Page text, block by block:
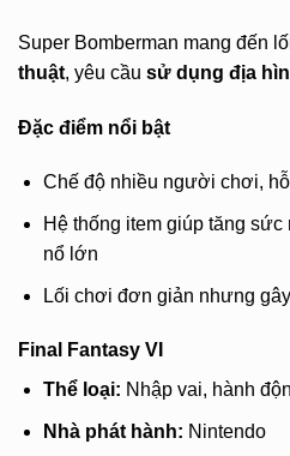
Super Bomberman mang đến
thuật, yêu cầu sử dụng địa
Đặc điểm nổi bật
Chế độ nhiều người chơi,
Hệ thống item giúp tăng
nổ lớn
Lối chơi đơn giản nhưng
Final Fantasy VI
Thể loại: Nhập vai, hành
Nhà phát hành: Nintendo